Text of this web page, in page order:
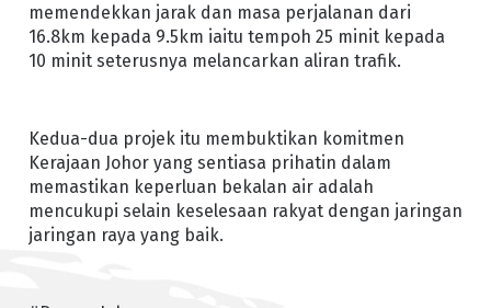
memendekkan jarak dan masa perjalanan dari
16.8km kepada 9.5km iaitu tempoh 25 minit kepada
10 minit seterusnya melancarkan aliran trafik.
Kedua-dua projek itu membuktikan komitmen
Kerajaan Johor yang sentiasa prihatin dalam
memastikan keperluan bekalan air adalah
mencukupi selain keselesaan rakyat dengan jaringan
jaringan raya yang baik.